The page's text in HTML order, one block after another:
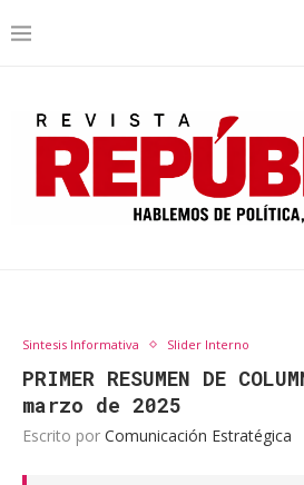
Sintesis Informativa Slider Interno
PRIMER RESUMEN DE
marzo de 2025
Escrito por Comunicación Estratégica